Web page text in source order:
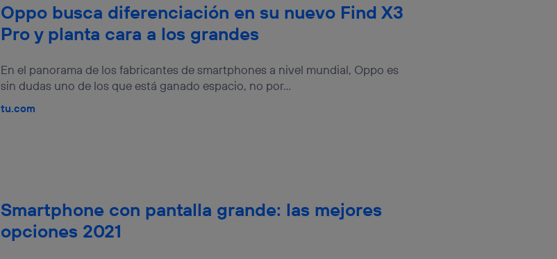
Oppo busca diferenciación en su nuevo Find X3
Pro y planta cara a los grandes
En el panorama de los fabricantes de smartphones a nivel mundial, Oppo es
sin dudas uno de los que está ganado espacio, no por...
tu.com
Smartphone con pantalla grande: las mejores
opciones 2021